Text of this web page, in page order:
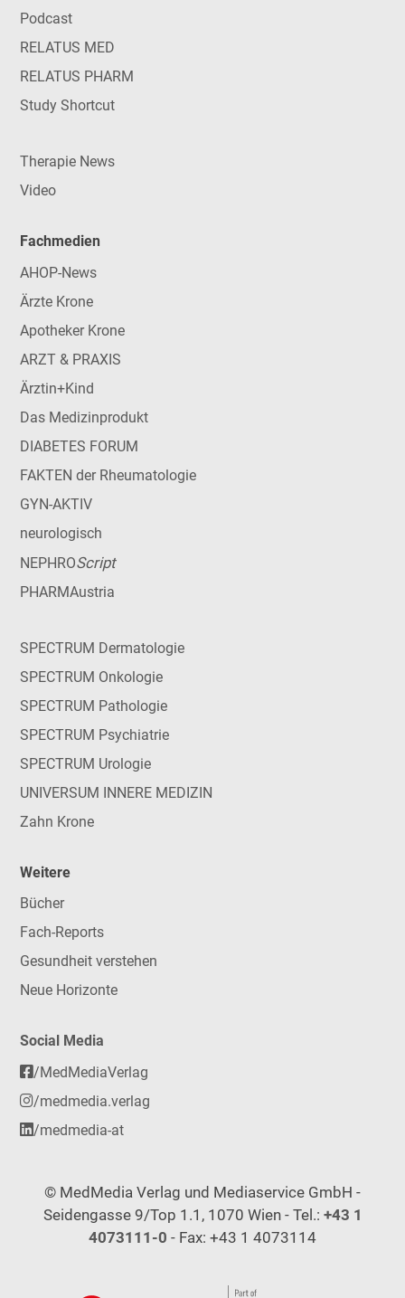
Podcast
RELATUS MED
RELATUS PHARM
Study Shortcut
Therapie News
Video
Fachmedien
AHOP-News
Ärzte Krone
Apotheker Krone
ARZT & PRAXIS
Ärztin+Kind
Das Medizinprodukt
DIABETES FORUM
FAKTEN der Rheumatologie
GYN-AKTIV
neurologisch
NEPHROScript
PHARMAustria
SPECTRUM Dermatologie
SPECTRUM Onkologie
SPECTRUM Pathologie
SPECTRUM Psychiatrie
SPECTRUM Urologie
UNIVERSUM INNERE MEDIZIN
Zahn Krone
Weitere
Bücher
Fach-Reports
Gesundheit verstehen
Neue Horizonte
Social Media
/MedMediaVerlag
/medmedia.verlag
/medmedia-at
© MedMedia Verlag und Mediaservice GmbH -
Seidengasse 9/Top 1.1, 1070 Wien - Tel.: +43 1
4073111-0 - Fax: +43 1 4073114